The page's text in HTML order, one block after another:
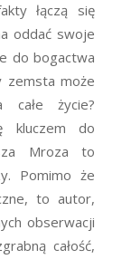
łączą się
oddać swoje
do bogactwa
zemsta może
życie?
kluczem do
Mroza to
Pomimo że
to autor,
obserwacji
całość,